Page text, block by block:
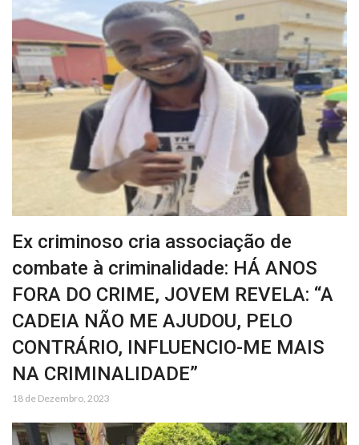
Ex criminoso cria associação de
combate à criminalidade: HÁ ANOS
FORA DO CRIME, JOVEM REVELA: “A
CADEIA NÃO ME AJUDOU, PELO
CONTRÁRIO, INFLUENCIO-ME MAIS
NA CRIMINALIDADE”
18 de Dezembro, 2023